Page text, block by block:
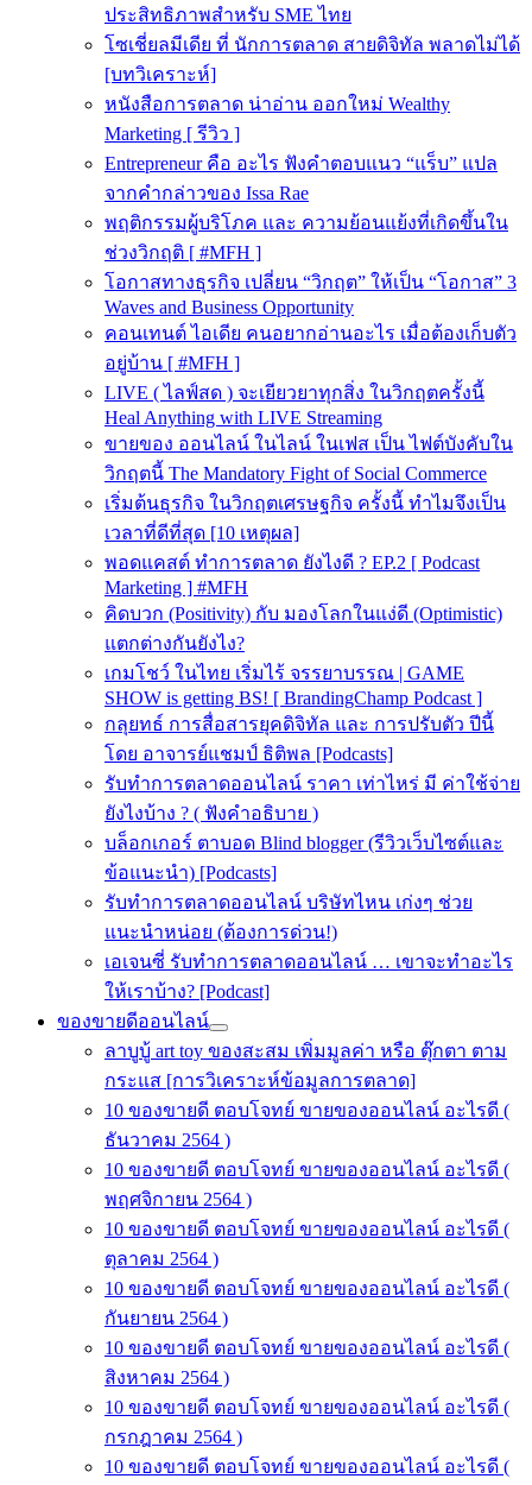
ประสิทธิภาพสำหรับ SME ไทย
โซเชี่ยลมีเดีย ที่ นักการตลาด สายดิจิทัล พลาดไม่ได้
[บทวิเคราะห์]
หนังสือการตลาด น่าอ่าน ออกใหม่ Wealthy
Marketing [ รีวิว ]
Entrepreneur คือ อะไร ฟังคำตอบแนว “แร็บ” แปล
จากคำกล่าวของ Issa Rae
พฤติกรรมผู้บริโภค และ ความย้อนแย้งที่เกิดขึ้นใน
ช่วงวิกฤติ [ #MFH ]
โอกาสทางธุรกิจ เปลี่ยน “วิกฤต” ให้เป็น “โอกาส” 3
Waves and Business Opportunity
คอนเทนต์ ไอเดีย คนอยากอ่านอะไร เมื่อต้องเก็บตัว
อยู่บ้าน [ #MFH ]
LIVE ( ไลฟ์สด ) จะเยียวยาทุกสิ่ง ในวิกฤตครั้งนี้
Heal Anything with LIVE Streaming
ขายของ ออนไลน์ ในไลน์ ในเฟส เป็น ไฟต์บังคับใน
วิกฤตนี้ The Mandatory Fight of Social Commerce
เริ่มต้นธุรกิจ ในวิกฤตเศรษฐกิจ ครั้งนี้ ทำไมจึงเป็น
เวลาที่ดีที่สุด [10 เหตุผล]
พอดแคสต์ ทำการตลาด ยังไงดี ? EP.2 [ Podcast
Marketing ] #MFH
คิดบวก (Positivity) กับ มองโลกในแง่ดี (Optimistic)
แตกต่างกันยังไง?
เกมโชว์ ในไทย เริ่มไร้ จรรยาบรรณ | GAME
SHOW is getting BS! [ BrandingChamp Podcast ]
กลุยทธ์ การสื่อสารยุคดิจิทัล และ การปรับตัว ปีนี้
โดย อาจารย์แชมป์ ธิติพล [Podcasts]
รับทำการตลาดออนไลน์ ราคา เท่าไหร่ มี ค่าใช้จ่าย
ยังไงบ้าง ? ( ฟังคำอธิบาย )
บล็อกเกอร์ ตาบอด Blind blogger (รีวิวเว็บไซต์และ
ข้อแนะนำ) [Podcasts]
รับทําการตลาดออนไลน์ บริษัทไหน เก่งๆ ช่วย
แนะนำหน่อย (ต้องการด่วน!)
เอเจนซี่ รับทำการตลาดออนไลน์ … เขาจะทำอะไร
ให้เราบ้าง? [Podcast]
ของขายดีออนไลน์
ลาบูบู้ art toy ของสะสม เพิ่มมูลค่า หรือ ตุ๊กตา ตาม
กระแส [การวิเคราะห์ข้อมูลการตลาด]
10 ของขายดี ตอบโจทย์ ขายของออนไลน์ อะไรดี (
ธันวาคม 2564 )
10 ของขายดี ตอบโจทย์ ขายของออนไลน์ อะไรดี (
พฤศจิกายน 2564 )
10 ของขายดี ตอบโจทย์ ขายของออนไลน์ อะไรดี (
ตุลาคม 2564 )
10 ของขายดี ตอบโจทย์ ขายของออนไลน์ อะไรดี (
กันยายน 2564 )
10 ของขายดี ตอบโจทย์ ขายของออนไลน์ อะไรดี (
สิงหาคม 2564 )
10 ของขายดี ตอบโจทย์ ขายของออนไลน์ อะไรดี (
กรกฎาคม 2564 )
10 ของขายดี ตอบโจทย์ ขายของออนไลน์ อะไรดี (